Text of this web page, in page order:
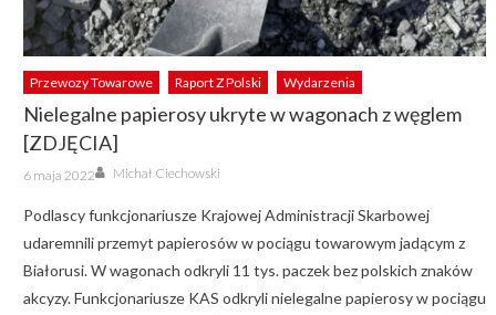
Przewozy Towarowe Raport Z Polski Wydarzenia
Nielegalne papierosy ukryte w wagonach z węglem
[ZDJĘCIA]
Posted
on
6 maja 2022 Author
Michał Ciechowski
Podlascy funkcjonariusze Krajowej Administracji Skarbowej
udaremnili przemyt papierosów w pociągu towarowym jadącym z
Białorusi. W wagonach odkryli 11 tys. paczek bez polskich znaków
akcyzy. Funkcjonariusze KAS odkryli nielegalne papierosy w pociągu